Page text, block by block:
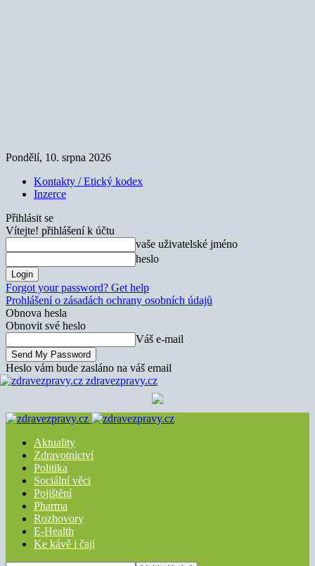
Pondělí, 10. srpna 2026
Kontakty / Etický kodex
Inzerce
Přihlásit se
Vítejte! přihlášení k účtu
vaše uživatelské jméno
heslo
Forgot your password? Get help
Prohlášení o zásadách ochrany osobních údajů
Obnova hesla
Obnovit své heslo
Váš e-mail
Heslo vám bude zasláno na váš email
zdravezpravy.cz
Aktuality
Zdravotnictví
Politika
Sociální věci
Pojištění
Pharma
Rozhovory
E-Health
Ke kávě i čaji